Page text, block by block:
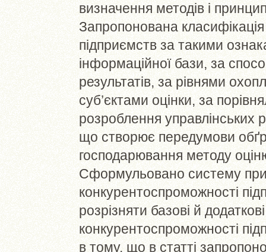
визначення методів і
Запропонована
підприємств за такими
інформаційної бази, за
результатів, за рівнями
суб’єктами оцінки, за
розроблення управлінських
що створює передумови
господарювання методу
Сформульовано систему
конкурентоспроможності
розрізняти базові й
конкурентоспроможності
в тому, що в статті